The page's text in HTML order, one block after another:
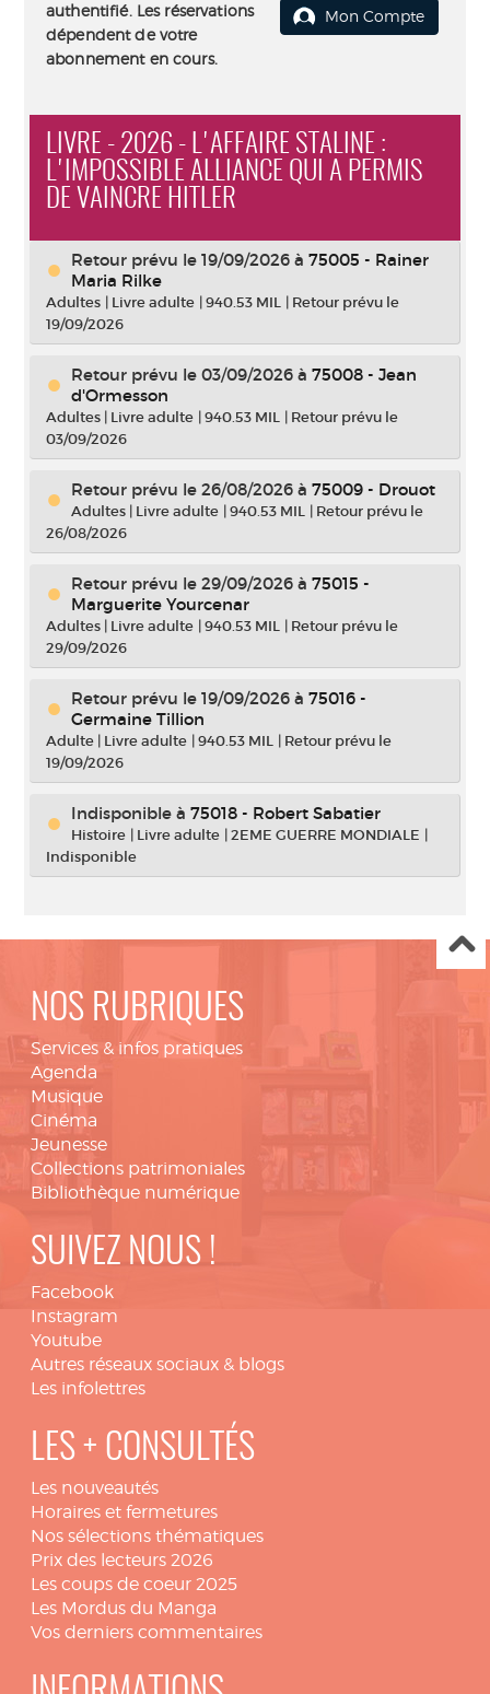
authentifié. Les réservations
dépendent de votre
abonnement en cours.
Mon Compte
LIVRE - 2026 - L'AFFAIRE STALINE :
L'IMPOSSIBLE ALLIANCE QUI A PERMIS
DE VAINCRE HITLER
Retour prévu le 19/09/2026 à 75005 - Rainer
Maria Rilke
Adultes | Livre adulte |940.53 MIL | Retour prévu le
19/09/2026
Retour prévu le 03/09/2026 à 75008 - Jean
d'Ormesson
Adultes | Livre adulte |940.53 MIL | Retour prévu le
03/09/2026
Retour prévu le 26/08/2026 à 75009 - Drouot
Adultes | Livre adulte |940.53 MIL | Retour prévu le
26/08/2026
Retour prévu le 29/09/2026 à 75015 -
Marguerite Yourcenar
Adultes | Livre adulte |940.53 MIL | Retour prévu le
29/09/2026
Retour prévu le 19/09/2026 à 75016 -
Germaine Tillion
Adulte | Livre adulte |940.53 MIL | Retour prévu le
19/09/2026
Indisponible à 75018 - Robert Sabatier
Histoire | Livre adulte |2EME GUERRE MONDIALE |
Indisponible
NOS RUBRIQUES
Services & infos pratiques
Agenda
Musique
Cinéma
Jeunesse
Collections patrimoniales
Bibliothèque numérique
SUIVEZ NOUS !
Facebook
Instagram
Youtube
Autres réseaux sociaux & blogs
Les infolettres
LES + CONSULTÉS
Les nouveautés
Horaires et fermetures
Nos sélections thématiques
Prix des lecteurs 2026
Les coups de coeur 2025
Les Mordus du Manga
Vos derniers commentaires